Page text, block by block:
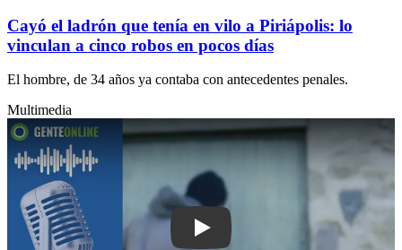
Cayó el ladrón que tenía en vilo a Piriápolis: lo
vinculan a cinco robos en pocos días
El hombre, de 34 años ya contaba con antecedentes penales.
Multimedia
Play: Vecinos de Sauce de